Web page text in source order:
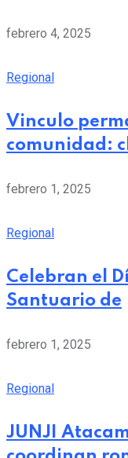
febrero 4, 2025
Regional
Vinculo
comunidad:
febrero 1, 2025
Regional
Celebran el
Santuario de
febrero 1, 2025
Regional
JUNJI